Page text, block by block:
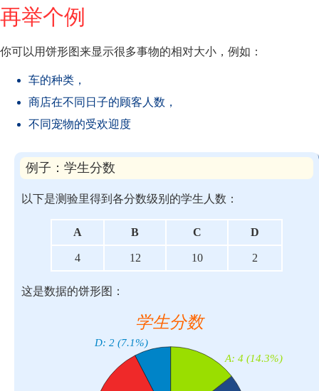
再举个例
你可以用饼形图来显示很多事物的相对大小，例如：
车的种类，
商店在不同日子的顾客人数，
不同宠物的受欢迎度
例子：学生分数
以下是测验里得到各分数级别的学生人数：
A B C D
4 12 10 2
这是数据的饼形图：